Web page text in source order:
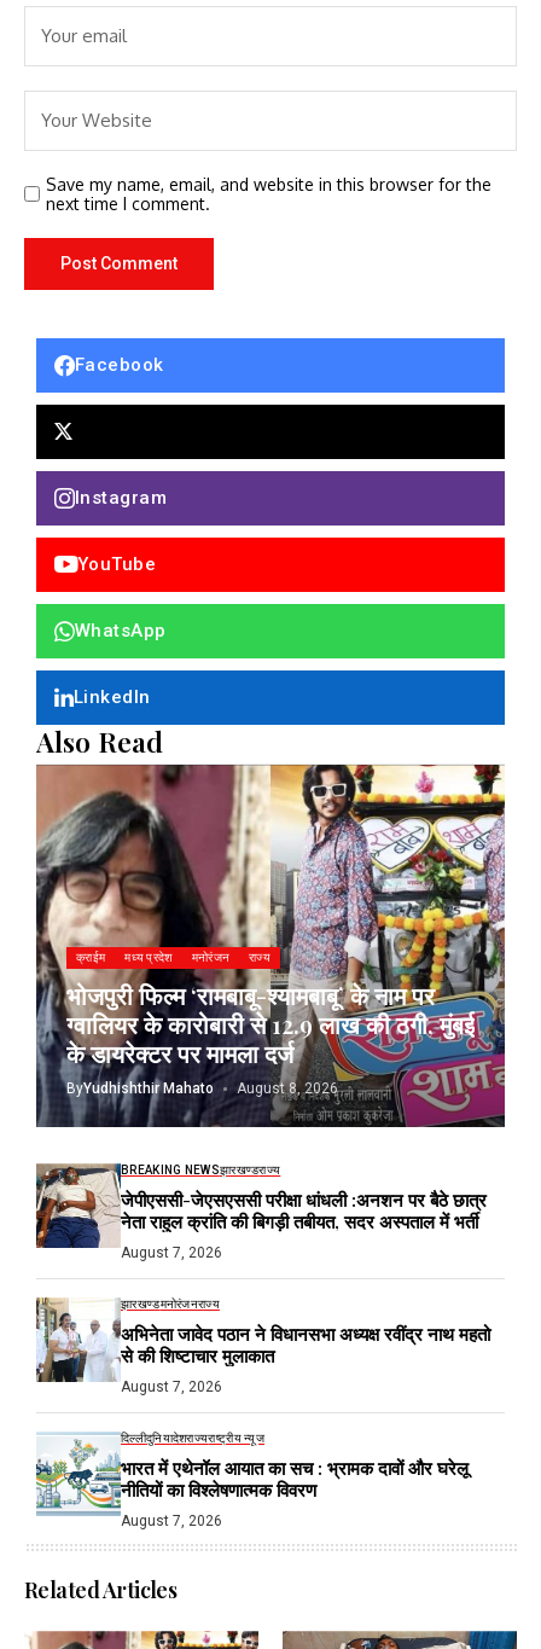
Save my name, email, and website in this browser for the
next time I comment.
Facebook
Instagram
YouTube
WhatsApp
LinkedIn
Also Read
क्राईम मध्य प्रदेश मनोरंजन राज्य
भोजपुरी फिल्म ‘रामबाबू-श्यामबाबू’ के नाम पर
ग्वालियर के कारोबारी से 12.9 लाख की ठगी, मुंबई
के डायरेक्टर पर मामला दर्ज
ByYudhishthir Mahato August 8, 2026
BREAKING NEWSझारखण्डराज्य
जेपीएससी-जेएसएससी परीक्षा धांधली :अनशन पर बैठे छात्र
नेता राहुल क्रांति की बिगड़ी तबीयत, सदर अस्पताल में भर्ती
August 7, 2026
झारखण्डमनोरंजनराज्य
अभिनेता जावेद पठान ने विधानसभा अध्यक्ष रवींद्र नाथ महतो
से की शिष्टाचार मुलाकात
August 7, 2026
दिल्लीदुनियादेशराज्यराष्ट्रीय न्यूज
भारत में एथेनॉल आयात का सच : भ्रामक दावों और घरेलू
नीतियों का विश्लेषणात्मक विवरण
August 7, 2026
Related Articles